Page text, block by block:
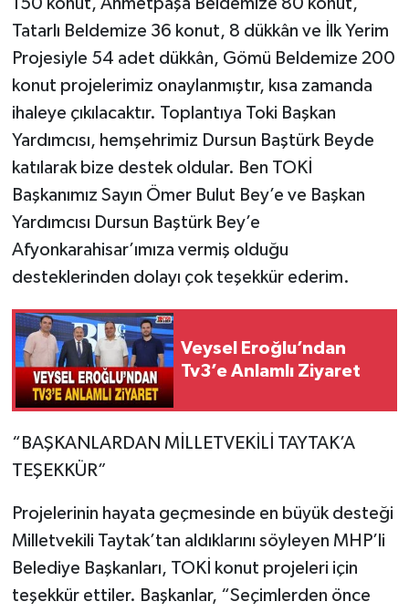
Tatarlı Beldemize 36 konut, 8 dükkân ve İlk Yerim
Projesiyle 54 adet dükkân, Gömü Beldemize 200
konut projelerimiz onaylanmıştır, kısa zamanda
ihaleye çıkılacaktır. Toplantıya Toki Başkan
Yardımcısı, hemşehrimiz Dursun Baştürk Beyde
katılarak bize destek oldular. Ben TOKİ
Başkanımız Sayın Ömer Bulut Bey’e ve Başkan
Yardımcısı Dursun Baştürk Bey’e
Afyonkarahisar’ımıza vermiş olduğu
desteklerinden dolayı çok teşekkür ederim.
Veysel Eroğlu’ndan
Tv3’e Anlamlı Ziyaret
“BAŞKANLARDAN MİLLETVEKİLİ TAYTAK’A
TEŞEKKÜR”
Projelerinin hayata geçmesinde en büyük desteği
Milletvekili Taytak’tan aldıklarını söyleyen MHP’li
Belediye Başkanları, TOKİ konut projeleri için
teşekkür ettiler. Başkanlar, “Seçimlerden önce